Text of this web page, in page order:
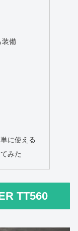
装備
に使える
みた
TT560